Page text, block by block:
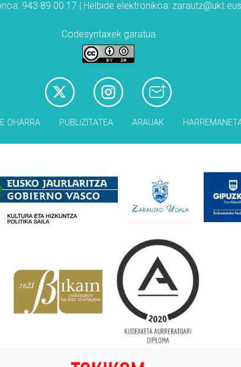
943 89 00 17 | Helbide elektronikoa: zarautz@ukt.eus
Codesyntaxek garatua
OHARRA PUBLIZITATEA ARAUAK